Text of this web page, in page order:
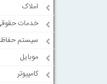
املاک
خدمات
سیستم
موبایل
کامپیوتر